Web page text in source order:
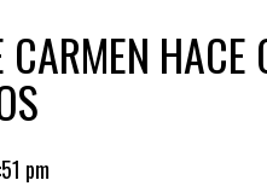
HACE
pm